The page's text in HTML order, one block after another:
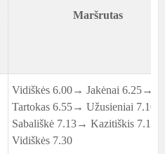
Maršrutas
Vidiškės 6.00→ Jakėnai 6.25→
Tartokas 6.55→ Užusieniai
Sabališkė 7.13→ Kazitiškis
Vidiškės 7.30